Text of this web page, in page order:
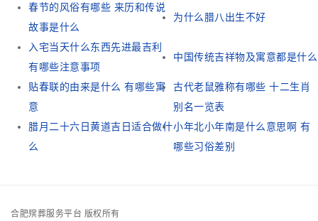
春节的风俗有哪些 来历和传说
故事是什么
为什么腊八出生不好
入宅当天什么东西先进最吉利
有哪些注意事项
中国传统吉祥物及寓意都是什么
贴春联的由来是什么 有哪些寓
意
古代老鼠雅称有哪些 十二生肖
别名一览表
腊月二十六日黄道吉日适合做什
么
小年北小年南是什么意思啊 有
哪些习俗差别
合肥殡葬服务平台 版权所有